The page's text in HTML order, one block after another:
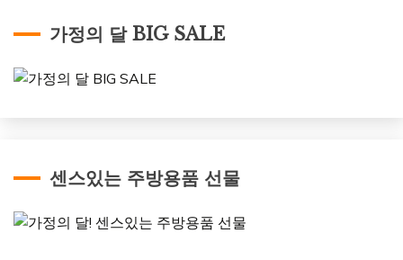
가정의 달 BIG SALE
센스있는 주방용품 선물